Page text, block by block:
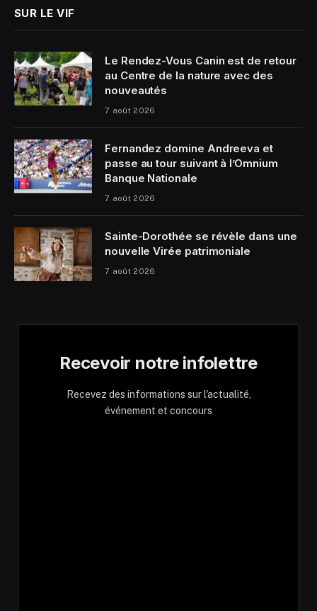
SUR LE VIF
Le Rendez-Vous Canin est de retour
au Centre de la nature avec des
nouveautés
7 août 2026
Fernandez domine Andreeva et
passe au tour suivant à l’Omnium
Banque Nationale
7 août 2026
Sainte-Dorothée se révèle dans une
nouvelle Virée patrimoniale
7 août 2026
Recevoir notre infolettre
Recevez des informations sur l'actualité,
événement et concours